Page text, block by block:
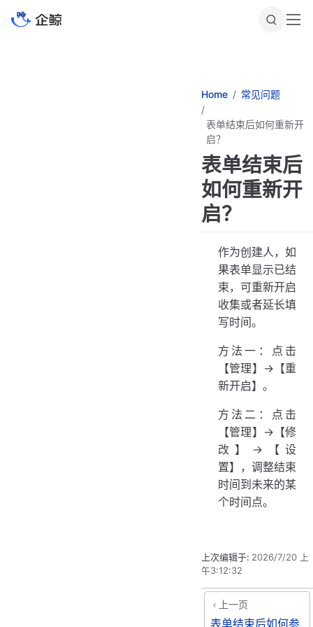
跳
Home 常见问题
表单结束后如何重新开
启？
表单结束后
如何重新开
启？
作为创建人，如
果表单显示已结
束，可重新开启
收集或者延长填
写时间。
方法一：点击
【管理】→【重
新开启】。
方法二：点击
【管理】→【修
改】→【设
置】，调整结束
时间到未来的某
个时间点。
上次编辑于: 2026/7/20 上
午3:12:32
上一页
表单结束后如何参